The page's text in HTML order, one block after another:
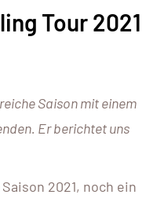
Tour 2021
Saison mit einem
Er berichtet uns
2021, noch ein